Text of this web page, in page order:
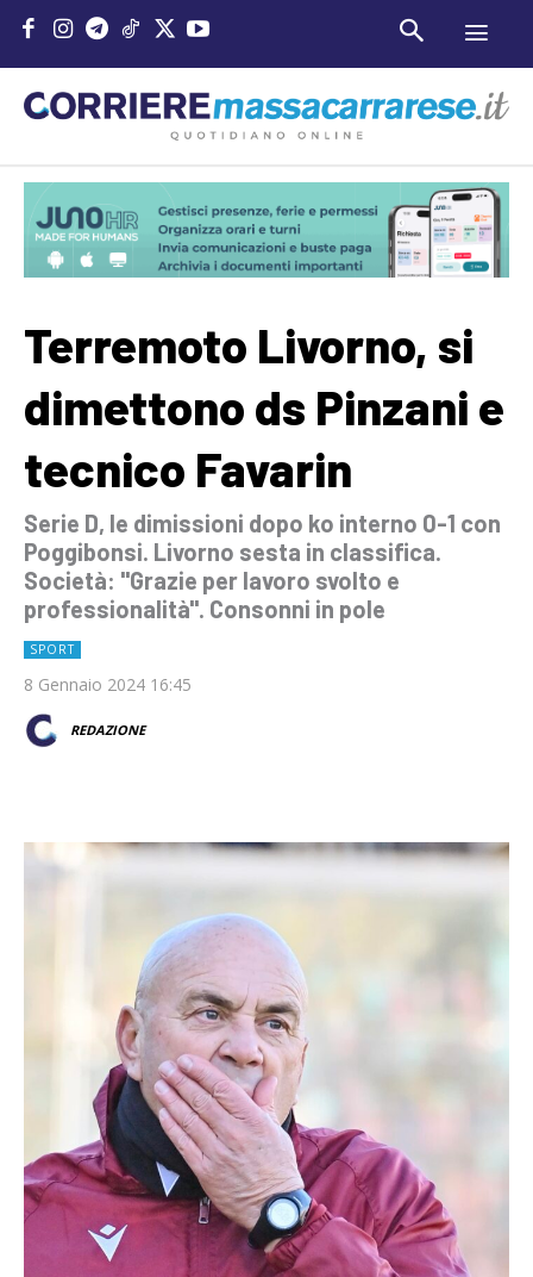
Terremoto Livorno, si
dimettono ds Pinzani e
tecnico Favarin
Serie D, le dimissioni dopo ko interno 0-1 con
Poggibonsi. Livorno sesta in classifica.
Società: "Grazie per lavoro svolto e
professionalità". Consonni in pole
SPORT
8 Gennaio 2024 16:45
REDAZIONE